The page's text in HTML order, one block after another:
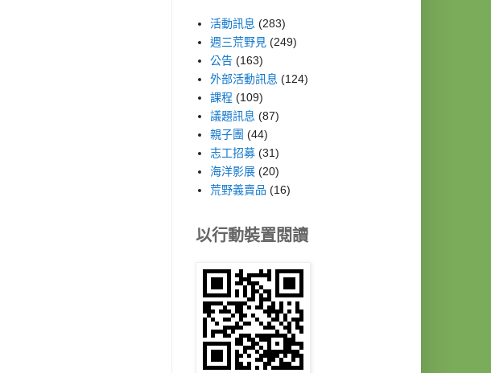
活動訊息 (283)
週三荒野見 (249)
公告 (163)
外部活動訊息 (124)
課程 (109)
議題訊息 (87)
親子團 (44)
志工招募 (31)
海洋影展 (20)
荒野義賣品 (16)
以行動裝置閱讀